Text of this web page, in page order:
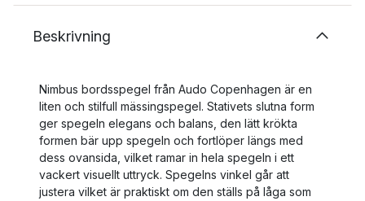
Beskrivning
Nimbus bordsspegel från Audo Copenhagen är en
liten och stilfull mässingspegel. Stativets slutna form
ger spegeln elegans och balans, den lätt krökta
formen bär upp spegeln och fortlöper längs med
dess ovansida, vilket ramar in hela spegeln i ett
vackert visuellt uttryck. Spegelns vinkel går att
justera vilket är praktiskt om den ställs på låga som